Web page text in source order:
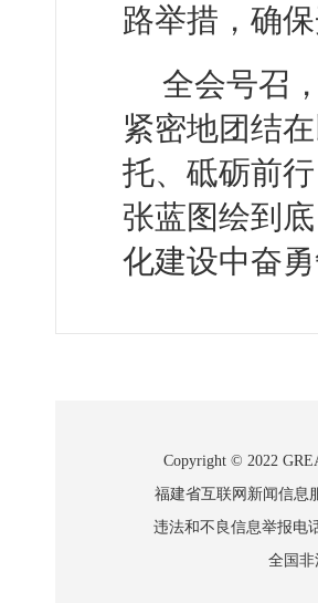
路举措，确
全会号召
紧密地团结
托、砥砺前
张蓝图绘到
化建设中奋
Copyright © 2022
福建省互联网新闻信息
违法和不良信息举报电
全国非